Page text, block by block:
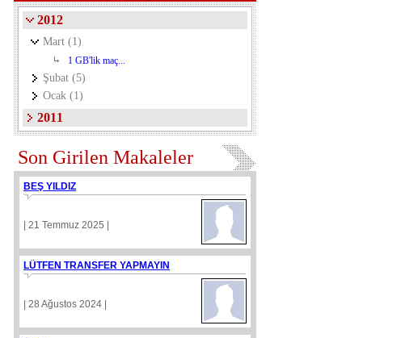
2012
Mart (1)
1 GB'lik maç...
Şubat (5)
Ocak (1)
2011
Son Girilen Makaleler
BEŞ YILDIZ
| 21 Temmuz 2025 |
LÜTFEN TRANSFER YAPMAYIN
| 28 Ağustos 2024 |